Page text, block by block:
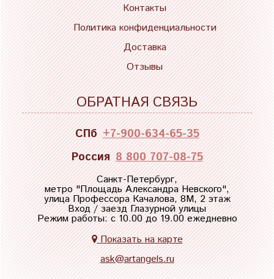
Контакты
Политика конфиденциальности
Доставка
Отзывы
ОБРАТНАЯ СВЯЗЬ
СПб +7-900-634-65-35
Россия 8 800 707-08-75
Санкт-Петербург,
метро "Площадь Александра Невского",
улица Профессора Качалова, 8М, 2 этаж
Вход / заезд Глазурной улицы
Режим работы: с 10.00 до 19.00 ежедневно
Показать на карте
ask@artangels.ru